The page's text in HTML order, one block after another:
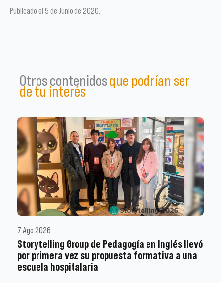
Publicado el 5 de Junio de 2020.
Otros contenidosque podrían ser
de tu interés
7 Ago 2026
Storytelling Group de Pedagogía en Inglés llevó
por primera vez su propuesta formativa a una
escuela hospitalaria